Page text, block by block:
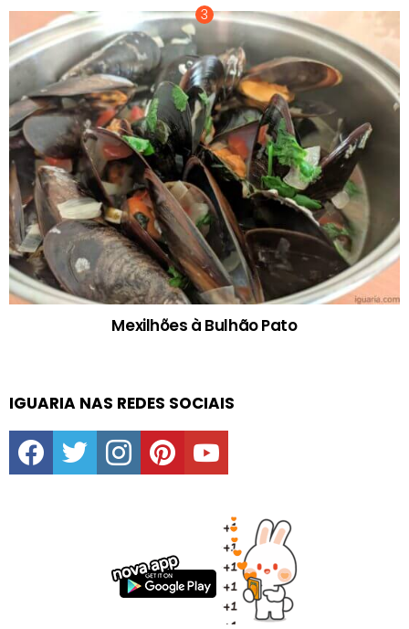
Mexilhões à Bulhão Pato
IGUARIA NAS REDES SOCIAIS
facebooktwitter instagrampinterestyoutube